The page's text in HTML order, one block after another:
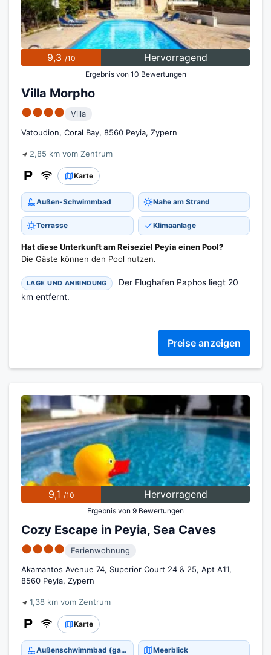
9,3 /10 Hervorragend
Ergebnis von 10 Bewertungen
Villa Morpho
●●●●
Villa
Vatoudion, Coral Bay, 8560 Peyia, Zypern
2,85 km vom Zentrum
Karte
Außen-Schwimmbad Nahe am Strand
Terrasse Klimaanlage
Hat diese Unterkunft am Reiseziel Peyia einen Pool?
Die Gäste können den Pool nutzen.
LAGE UND ANBINDUNG
Der Flughafen Paphos liegt 20
km entfernt.
Preise anzeigen
9,1 /10 Hervorragend
Ergebnis von 9 Bewertungen
Cozy Escape in Peyia, Sea Caves
●●●●
Ferienwohnung
Akamantos Avenue 74, Superior Court 24 & 25, Apt A11,
8560 Peyia, Zypern
1,38 km vom Zentrum
Karte
Außenschwimmbad (ganzjährig) Meerblick